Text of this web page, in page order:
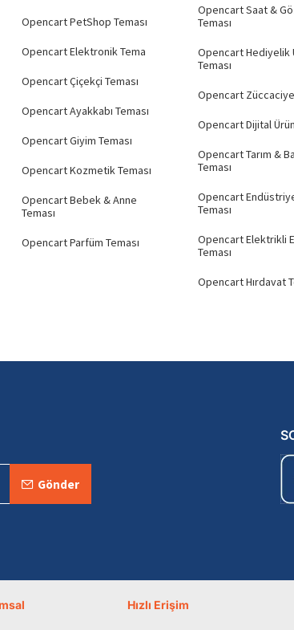
Opencart PetShop Teması
Opencart Elektronik Tema
Opencart Çiçekçi Teması
Opencart Ayakkabı Teması
Opencart Giyim Teması
Opencart Kozmetik Teması
Opencart Bebek & Anne
Teması
Opencart Parfüm Teması
Opencart Saat &
Teması
Opencart Hediyelik
Teması
Opencart Züccaciye
Opencart Dijital
Opencart Tarım &
Teması
Opencart
Teması
Opencart Elektrikli
Teması
Opencart Hırdavat
Gönder
Hızlı Erişim